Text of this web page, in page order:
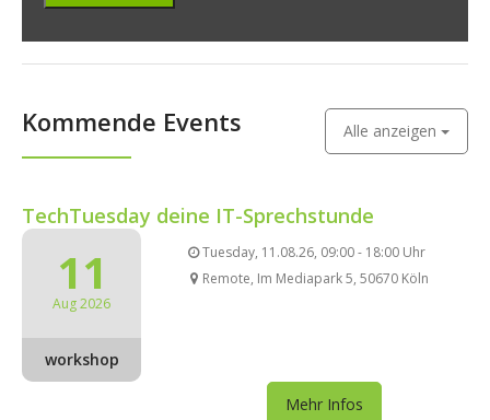
Kommende Events Alle anzeigen
TechTuesday deine IT-Sprechstunde
11
Aug 2026
workshop
Tuesday, 11.08.26, 09:00 - 18:00 Uhr
Remote, Im Mediapark 5, 50670 Köln
Mehr Infos